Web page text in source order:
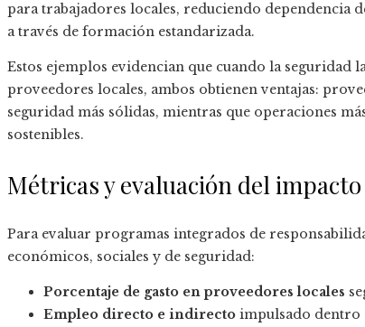
para trabajadores locales, reduciendo dependencia
a través de formación estandarizada.
Estos ejemplos evidencian que cuando la
proveedores locales, ambos obtienen ventajas:
seguridad más sólidas, mientras que operaciones
sostenibles.
Métricas y evaluación del impacto
Para evaluar programas integrados de
económicos, sociales y de seguridad:
Porcentaje de gasto en proveedores locales
Empleo directo e indirecto impulsado dentro